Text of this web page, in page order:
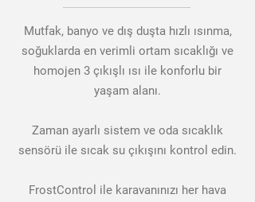
Mutfak, banyo ve dış duşta hızlı ısınma,
soğuklarda en verimli ortam sıcaklığı ve
homojen 3 çıkışlı ısı ile konforlu bir
yaşam alanı.
Zaman ayarlı sistem ve oda sıcaklık
sensörü ile sıcak su çıkışını kontrol edin.
FrostControl ile karavanınızı her hava